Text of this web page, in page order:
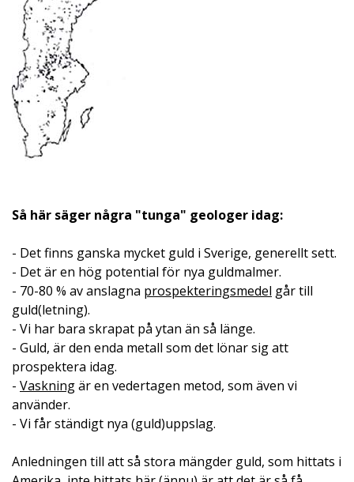
Så här säger några "tunga" geologer idag:
- Det finns ganska mycket guld i Sverige, generellt sett.
- Det är en hög potential för nya guldmalmer.
- 70-80 % av anslagna prospekteringsmedel går till
guld(letning).
- Vi har bara skrapat på ytan än så länge.
- Guld, är den enda metall som det lönar sig att
prospektera idag.
- Vaskningär en vedertagen metod, som även vi
använder.
- Vi får ständigt nya (guld)uppslag.
Anledningen till att så stora mängder guld, som hittats i